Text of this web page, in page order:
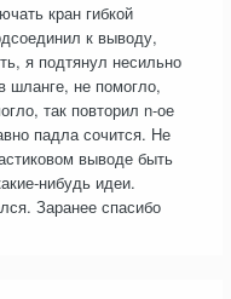
кран гибкой
к выводу,
я подтянул несильно
шланге, не помогло,
так повторил n-ое
падла сочится. Не
выводе быть
нибудь идеи.
Заранее спасибо